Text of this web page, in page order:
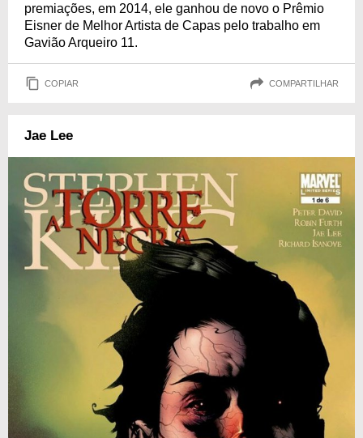
premiações, em 2014, ele ganhou de novo o Prêmio
Eisner de Melhor Artista de Capas pelo trabalho em
Gavião Arqueiro 11.
COPIAR COMPARTILHAR
Jae Lee